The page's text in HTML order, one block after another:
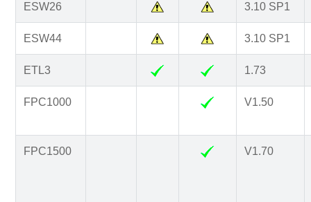
ESW26 3.10 SP1
ESW44 3.10 SP1
ETL3 1.73
FPC1000 V1.50
FPC1500 V1.70